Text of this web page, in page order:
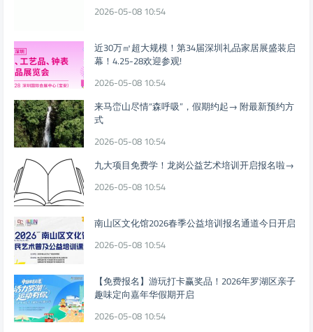
2026-05-08 10:54
近30万㎡超大规模！第34届深圳礼品家居展盛装启
幕！4.25-28欢迎参观!
2026-05-08 10:54
来马峦山尽情“森呼吸”，假期约起→ 附最新预约方
式
2026-05-08 10:54
九大项目免费学！龙岗公益艺术培训开启报名啦→
2026-05-08 10:54
南山区文化馆2026春季公益培训报名通道今日开启
2026-05-08 10:54
【免费报名】游玩打卡赢奖品！2026年罗湖区亲子
趣味定向嘉年华假期开启
2026-05-08 10:54